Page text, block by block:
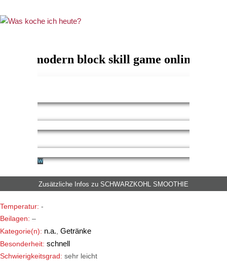
Zusätzliche Infos zu SCHWARZKOHL SMOOTHIE
Temperatur: -
Beilagen: –
Kategorie(n): n.a. Getränke
Besonderheit: schnell
Schwierigkeitsgrad: sehr leicht